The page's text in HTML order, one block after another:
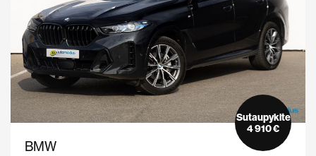
BMW
Sutaupykite
4 910 €